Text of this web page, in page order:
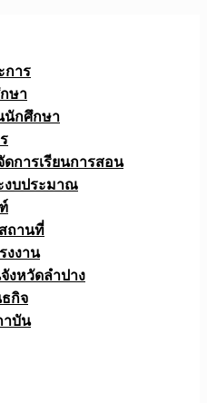
การ
ษา
นักศึกษา
การเรียนการสอน
งบประมาณ
ถานที่
งงาน
งหวัดลำปาง
กิจ
บัน